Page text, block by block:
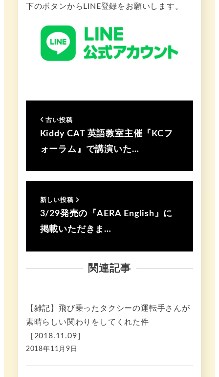
古い投稿
Kiddy CAT 英語教室主催『KCフ
ォーラム』で講演いた…
新しい投稿
3/29発売の『AERA English』に
掲載いただきま…
関連記事
【雑記】飛び乗ったタクシーの運転手さんが
素晴らしい関わりをしてくれた件
［2018.11.09］
2018年11月9日
下のボタンからLINE登録をお願いします。